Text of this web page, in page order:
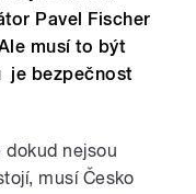
Pavel Fischer
musí to být
je bezpečnost
dokud nejsou
musí Česko